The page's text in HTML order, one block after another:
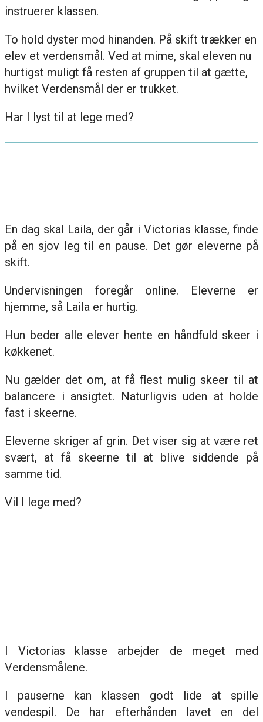
instruerer klassen.
To hold dyster mod hinanden. På skift trækker en
elev et verdensmål. Ved at mime, skal eleven nu
hurtigst muligt få resten af gruppen til at gætte,
hvilket Verdensmål der er trukket.
Har I lyst til at lege med?
En dag skal Laila, der går i Victorias klasse, finde
på en sjov leg til en pause. Det gør eleverne på
skift.
Undervisningen foregår online. Eleverne er
hjemme, så Laila er hurtig.
Hun beder alle elever hente en håndfuld skeer i
køkkenet.
Nu gælder det om, at få flest mulig skeer til at
balancere i ansigtet. Naturligvis uden at holde
fast i skeerne.
Eleverne skriger af grin. Det viser sig at være ret
svært, at få skeerne til at blive siddende på
samme tid.
Vil I lege med?
I Victorias klasse arbejder de meget med
Verdensmålene.
I pauserne kan klassen godt lide at spille
vendespil. De har efterhånden lavet en del